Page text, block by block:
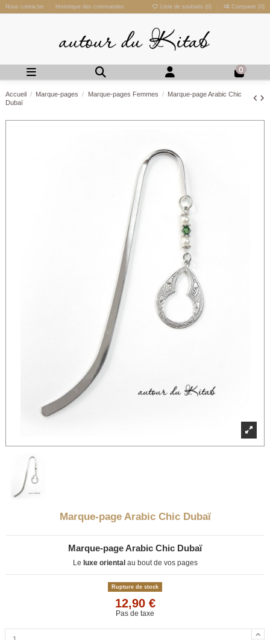
Nous contacter Historique des commandes Liste de souhaits (0) Comparer (0)
0
Accueil Marque-pages Marque-pages Femmes
Marque-page Arabic Chic
Dubaï
Marque-page Arabic Chic Dubaï
Marque-page Arabic Chic Dubaï
Le luxe oriental au bout de vos pages
Rupture de stock
12,90 €
Pas de taxe